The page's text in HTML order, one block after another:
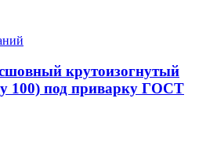
крутоизогнутый
100) под приварку ГОСТ